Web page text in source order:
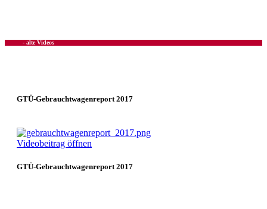
- alte Videos
GTÜ-Gebrauchtwagenreport 2017
Videobeitrag öffnen
GTÜ-Gebrauchtwagenreport 2017